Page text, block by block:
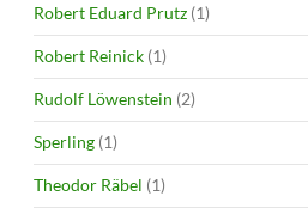
Robert Eduard Prutz (1)
Robert Reinick (1)
Rudolf Löwenstein (2)
Sperling (1)
Theodor Räbel (1)